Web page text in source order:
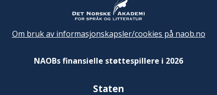
Om bruk av informasjonskapsler/cookies på naob.no
NAOBs finansielle støttespillere i 2026
Staten